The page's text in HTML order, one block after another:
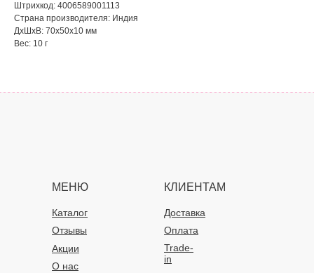
Штрихкод: 4006589001113
Страна производителя: Индия
ДxШxВ: 70x50x10 мм
Вес: 10 г
МЕНЮ КЛИЕНТАМ
Каталог
О нас
Доставка
Оплата
Отзывы
Акции
Trade-
in